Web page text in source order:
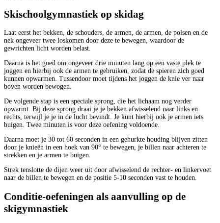
Skischoolgymnastiek op skidag
Laat eerst het bekken, de schouders, de armen, de armen, de polsen en de
nek ongeveer twee loskomen door deze te bewegen, waardoor de
gewrichten licht worden belast.
Daarna is het goed om ongeveer drie minuten lang op een vaste plek te
joggen en hierbij ook de armen te gebruiken, zodat de spieren zich goed
kunnen opwarmen. Tussendoor moet tijdens het joggen de knie ver naar
boven worden bewogen.
De volgende stap is een speciale sprong, die het lichaam nog verder
opwarmt. Bij deze sprong draai je je bekken afwisselend naar links en
rechts, terwijl je je in de lucht bevindt. Je kunt hierbij ook je armen iets
buigen. Twee minuten is voor deze oefening voldoende.
Daarna moet je 30 tot 60 seconden in een gehurkte houding blijven zitten
door je knieën in een hoek van 90° te bewegen, je billen naar achteren te
strekken en je armen te buigen.
Strek tenslotte de dijen weer uit door afwisselend de rechter- en linkervoet
naar de billen te bewegen en de positie 5-10 seconden vast te houden.
Conditie-oefeningen als aanvulling op de
skigymnastiek